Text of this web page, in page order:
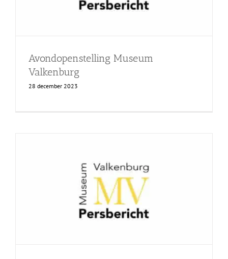
Avondopenstelling Museum
Valkenburg
28 december 2023